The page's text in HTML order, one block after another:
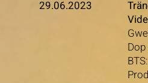
29.06.2023